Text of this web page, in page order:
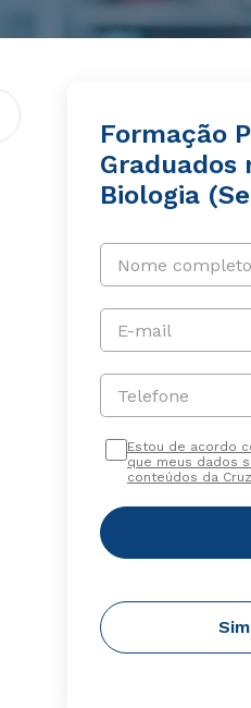
Formação
Graduados
Biologia
Nome completo
E-mail
Telefone
Estou de acordo
que meus dados
conteúdos da